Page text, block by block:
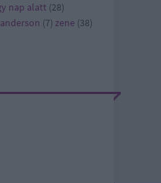
nap alatt (28)
(7) zene (38)